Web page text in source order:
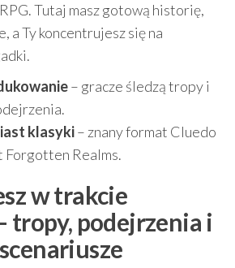
Tutaj masz gotową historię,
a Ty koncentrujesz się na
– gracze śledzą tropy i
klasyki– znany format Cluedo
Forgotten Realms.
w trakcie
tropy, podejrzenia i